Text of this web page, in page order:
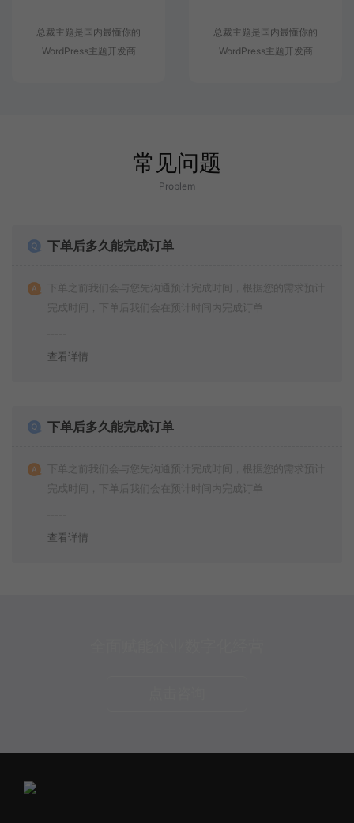
总裁主题是国内最懂你的
WordPress主题开发商
总裁主题是国内最懂你的
WordPress主题开发商
常见问题
Problem
下单后多久能完成订单
下单之前我们会与您先沟通预计完成时间，根据您的需求预计
完成时间，下单后我们会在预计时间内完成订单
查看详情
下单后多久能完成订单
下单之前我们会与您先沟通预计完成时间，根据您的需求预计
完成时间，下单后我们会在预计时间内完成订单
查看详情